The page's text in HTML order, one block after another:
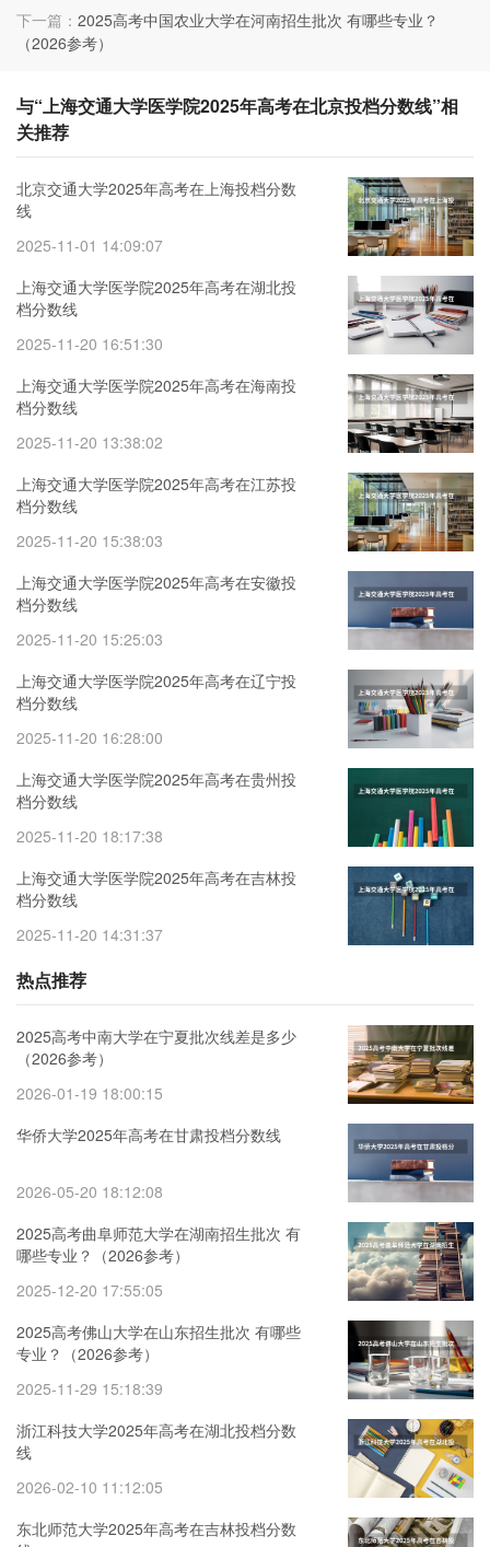
下一篇： 2025高考中国农业大学在河南招生批次 有哪些专业？
（2026参考）
与“上海交通大学医学院2025年高考在北京投档分数线”相
关推荐
北京交通大学2025年高考在上海投档分数
线
2025-11-01 14:09:07
上海交通大学医学院2025年高考在湖北投
档分数线
2025-11-20 16:51:30
上海交通大学医学院2025年高考在海南投
档分数线
2025-11-20 13:38:02
上海交通大学医学院2025年高考在江苏投
档分数线
2025-11-20 15:38:03
上海交通大学医学院2025年高考在安徽投
档分数线
2025-11-20 15:25:03
上海交通大学医学院2025年高考在辽宁投
档分数线
2025-11-20 16:28:00
上海交通大学医学院2025年高考在贵州投
档分数线
2025-11-20 18:17:38
上海交通大学医学院2025年高考在吉林投
档分数线
2025-11-20 14:31:37
热点推荐
2025高考中南大学在宁夏批次线差是多少
（2026参考）
2026-01-19 18:00:15
华侨大学2025年高考在甘肃投档分数线
2026-05-20 18:12:08
2025高考曲阜师范大学在湖南招生批次 有
哪些专业？（2026参考）
2025-12-20 17:55:05
2025高考佛山大学在山东招生批次 有哪些
专业？（2026参考）
2025-11-29 15:18:39
浙江科技大学2025年高考在湖北投档分数
线
2026-02-10 11:12:05
东北师范大学2025年高考在吉林投档分数